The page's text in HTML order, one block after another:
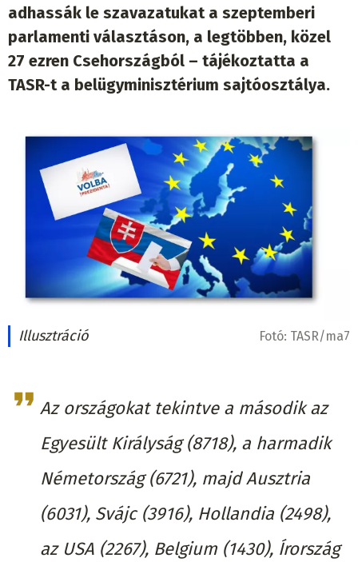
adhassák le szavazatukat a szeptemberi
parlamenti választáson, a legtöbben, közel
27 ezren Csehországból – tájékoztatta a
TASR-t a belügyminisztérium sajtóosztálya.
Illusztráció Fotó: TASR/ma7
Az országokat tekintve a második az
Egyesült Királyság (8718), a harmadik
Németország (6721), majd Ausztria
(6031), Svájc (3916), Hollandia (2498),
az USA (2267), Belgium (1430), Írország